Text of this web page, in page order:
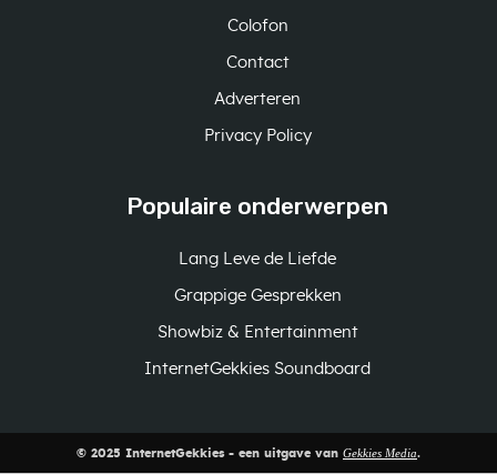
Colofon
Contact
Adverteren
Privacy Policy
Populaire onderwerpen
Lang Leve de Liefde
Grappige Gesprekken
Showbiz & Entertainment
InternetGekkies Soundboard
© 2025 InternetGekkies - een uitgave van Gekkies Media.